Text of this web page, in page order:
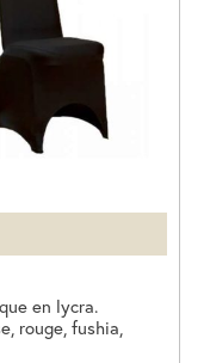
en lycra.
rouge, fushia,